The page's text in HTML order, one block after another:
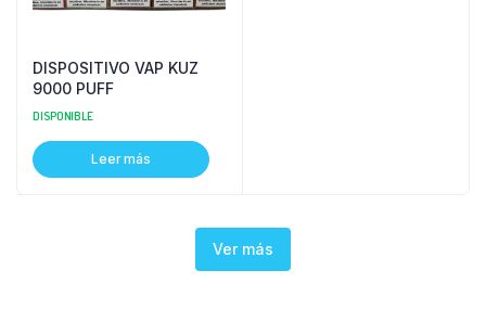
DISPOSITIVO VAP KUZ
9000 PUFF
DISPONIBLE
Leer más
Ver más